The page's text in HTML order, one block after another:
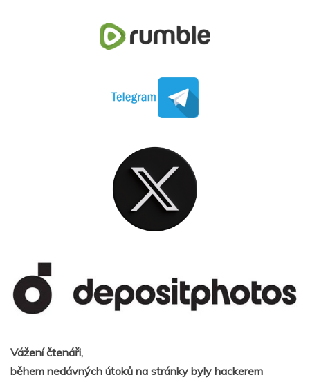
Vážení čtenáři,
během nedávných útoků na stránky byly hackerem